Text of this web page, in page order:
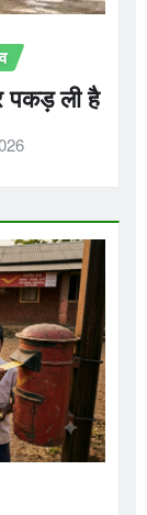
पकड़ ली है